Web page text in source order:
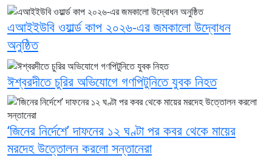
এআইইউবি ওয়ার্ল্ড কাপ ২০২৬-এর জমকালো উদ্বোধন
অনুষ্ঠিত
ঈশ্বরদীতে চুরির অভিযোগে গণপিটুনিতে যুবক নিহত
‘জিনের নির্দেশে’ দাফনের ১২ ঘণ্টা পর কবর থেকে মায়ের
মরদেহ উত্তোলন করলো সন্তানেরা